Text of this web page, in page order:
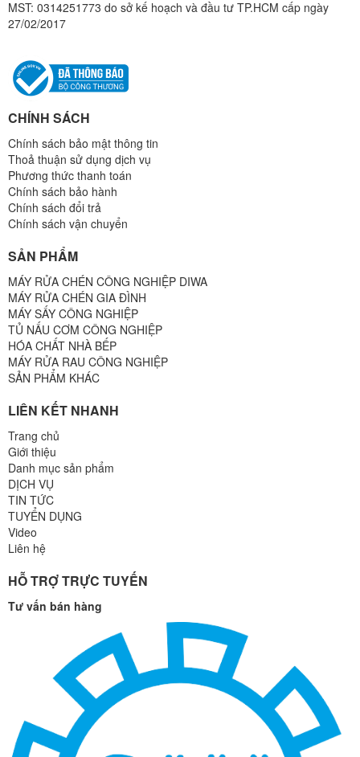
MST: 0314251773 do sở kế hoạch và đầu tư TP.HCM cấp ngày
27/02/2017
CHÍNH SÁCH
Chính sách bảo mật thông tin
Thoả thuận sử dụng dịch vụ
Phương thức thanh toán
Chính sách bảo hành
Chính sách đổi trả
Chính sách vận chuyển
SẢN PHẨM
MÁY RỬA CHÉN CÔNG NGHIỆP DIWA
MÁY RỬA CHÉN GIA ĐÌNH
MÁY SẤY CÔNG NGHIỆP
TỦ NẤU CƠM CÔNG NGHIỆP
HÓA CHẤT NHÀ BẾP
MÁY RỬA RAU CÔNG NGHIỆP
SẢN PHẨM KHÁC
LIÊN KẾT NHANH
Trang chủ
Giới thiệu
Danh mục sản phẩm
DỊCH VỤ
TIN TỨC
TUYỂN DỤNG
Video
Liên hệ
HỖ TRỢ TRỰC TUYẾN
Tư vấn bán hàng